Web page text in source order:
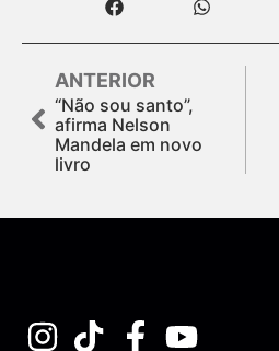
ANTERIOR
“Não sou santo”,
afirma Nelson
Mandela em novo
livro